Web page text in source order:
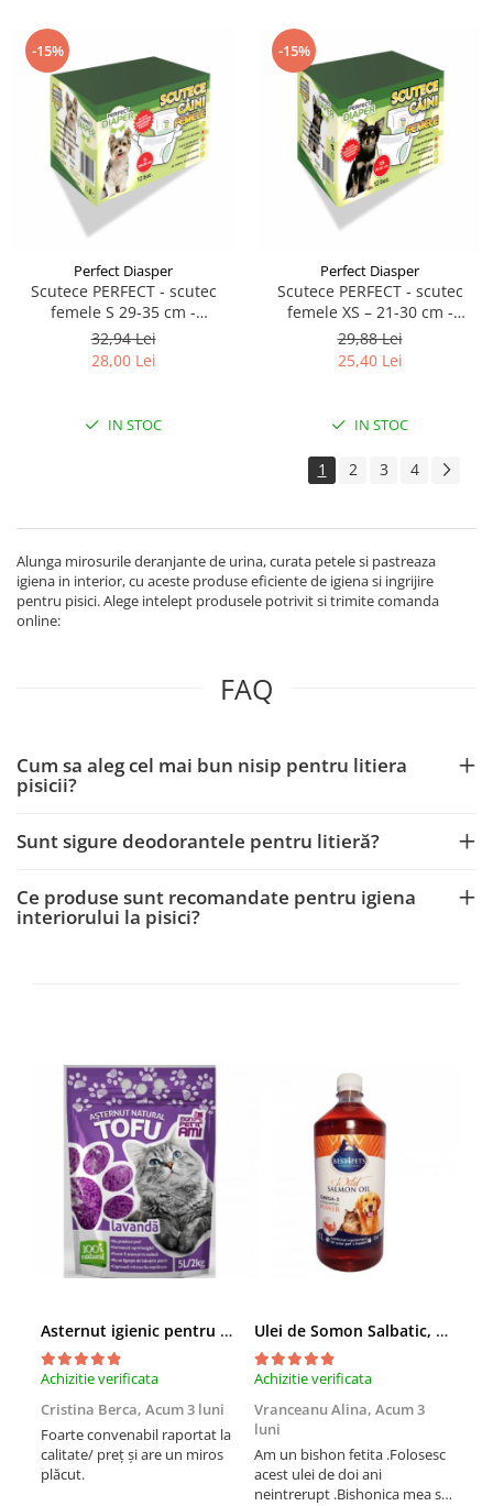
-15%
Perfect Diasper
Scutece PERFECT - scutec
femele S 29-35 cm -
circumferinta taliei 12 buc
32,94 Lei
28,00 Lei
IN STOC
-15%
Perfect Diasper
Scutece PERFECT - scutec
femele XS – 21-30 cm -
circumferinta taliei 12 buc
29,88 Lei
25,40 Lei
IN STOC
1 2 3 4
Alunga mirosurile deranjante de urina, curata petele si pastreaza
igiena in interior, cu aceste produse eficiente de igiena si ingrijire
pentru pisici. Alege intelept produsele potrivit si trimite comanda
online:
FAQ
Cum sa aleg cel mai bun nisip pentru litiera
pisicii?
Sunt sigure deodorantele pentru litieră?
Ce produse sunt recomandate pentru igiena
interiorului la pisici?
Asternut igienic pentru pisici Tofu Lavanda, Mon Petit 5 l
Achizitie verificata
Cristina Berca, Acum 3 luni
Foarte convenabil raportat la
calitate/ preț și are un miros
plăcut.
Ulei de Somon Salbatic, câini și pisici, piele si blană, BEST4PETS, 1l
Achizitie verificata
Vranceanu Alina, Acum 3
luni
Am un bishon fetita .Folosesc
acest ulei de doi ani
neintrerupt .Bishonica mea se